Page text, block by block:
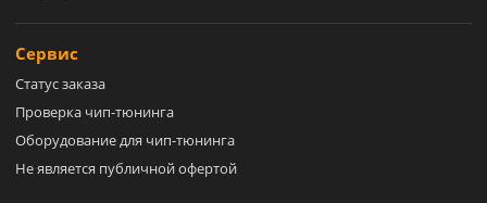
Сервис
Статус заказа
Проверка чип-тюнинга
Оборудование для чип-тюнинга
Не является публичной офертой